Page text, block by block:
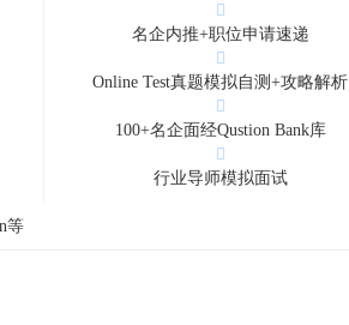
等
名企内推+职位申请速递
Online Test真题模拟自测+攻略解析
100+名企面经Qustion Bank库
行业导师模拟面试